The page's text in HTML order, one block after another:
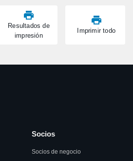
Resultados de
impresión
Imprimir todo
Socios
Socios de negocio